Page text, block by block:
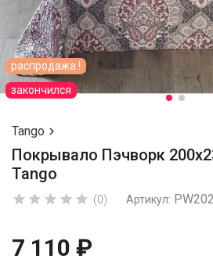
распродажа !
закончился
Tango 
Покрывало Пэчворк
Tango
     (0) Артикул:
7 110 ₽